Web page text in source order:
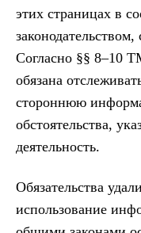
этих страницах в
Согласно §§ 8–10
обязана
стороннюю
обстоятельства,
деятельность.
Обязательства
использование